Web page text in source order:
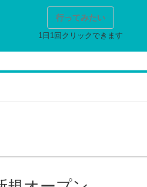
行ってみたい